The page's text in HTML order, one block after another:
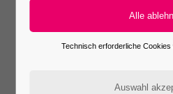
Betriebsbezeichnung
Technisch erforderliche Cookies